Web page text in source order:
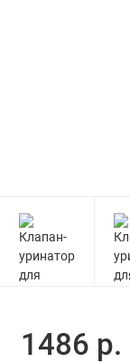
1486 р.